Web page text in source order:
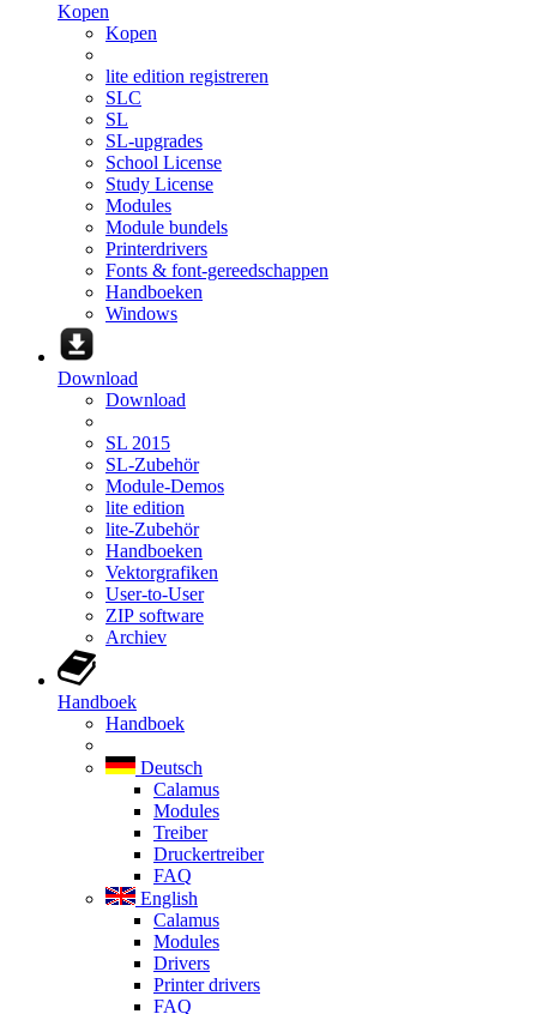
Kopen
Kopen
lite edition registreren
SLC
SL
SL-upgrades
School License
Study License
Modules
Module bundels
Printerdrivers
Fonts & font-gereedschappen
Handboeken
Windows
Download
Download
SL 2015
SL-Zubehör
Module-Demos
lite edition
lite-Zubehör
Handboeken
Vektorgrafiken
User-to-User
ZIP software
Archiev
Handboek
Handboek
Deutsch
Calamus
Modules
Treiber
Druckertreiber
FAQ
English
Calamus
Modules
Drivers
Printer drivers
FAQ